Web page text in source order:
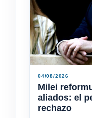
04/08/2026
Milei
aliados: el
rechazo